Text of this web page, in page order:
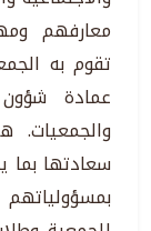
معارفهم
تقوم به
عمادة
والجمعيات.
سعادتها
بمسؤولياتهم